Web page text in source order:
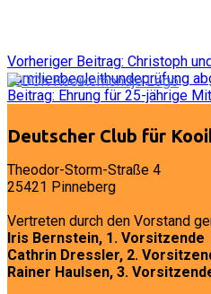
Vorheriger Beitrag: Christoph
Familienbegleithundeprüfung
Beitrag: Ehrung für 25-jährige
Deutscher Club für
Theodor-Storm-Straße 4
25421 Pinneberg
Vertreten durch den Vorstand
Iris Bernstein, 1. Vorsitzende
Cathrin Dressler, 2.
Rainer Haulsen, 3.